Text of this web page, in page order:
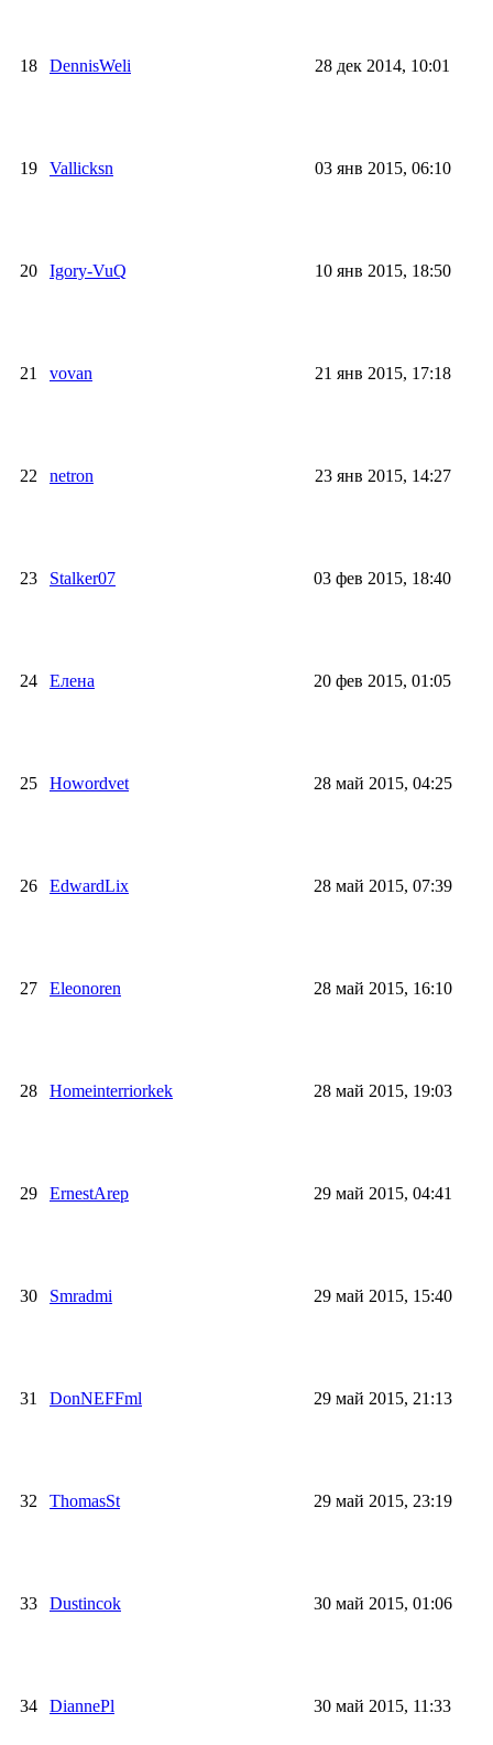
18 DennisWeli 28 дек 2014, 10:01
19 Vallicksn 03 янв 2015, 06:10
20 Igory-VuQ 10 янв 2015, 18:50
21 vovan 21 янв 2015, 17:18
22 netron 23 янв 2015, 14:27
23 Stalker07 03 фев 2015, 18:40
24 Елена 20 фев 2015, 01:05
25 Howordvet 28 май 2015, 04:25
26 EdwardLix 28 май 2015, 07:39
27 Eleonoren 28 май 2015, 16:10
28 Homeinterriorkek 28 май 2015, 19:03
29 ErnestArep 29 май 2015, 04:41
30 Smradmi 29 май 2015, 15:40
31 DonNEFFml 29 май 2015, 21:13
32 ThomasSt 29 май 2015, 23:19
33 Dustincok 30 май 2015, 01:06
34 DiannePl 30 май 2015, 11:33